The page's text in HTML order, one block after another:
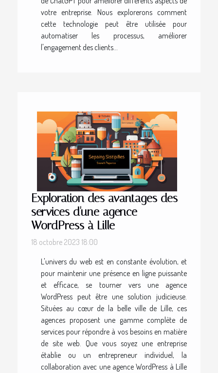
votre entreprise. Nous explorerons comment
cette technologie peut être utilisée pour
automatiser les processus, améliorer
l'engagement des clients...
Exploration des avantages des
services d'une agence
WordPress à Lille
18 octobre 2023 18:00
L'univers du web est en constante évolution, et
pour maintenir une présence en ligne puissante
et efficace, se tourner vers une agence
WordPress peut être une solution judicieuse.
Situées au cœur de la belle ville de Lille, ces
agences proposent une gamme complète de
services pour répondre à vos besoins en matière
de site web. Que vous soyez une entreprise
établie ou un entrepreneur individuel, la
collaboration avec une agence WordPress à Lille